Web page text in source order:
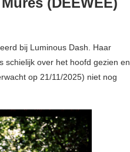
bij Luminous Dash. Haar
schielijk over het hoofd gezien en
op 21/11/2025) niet nog